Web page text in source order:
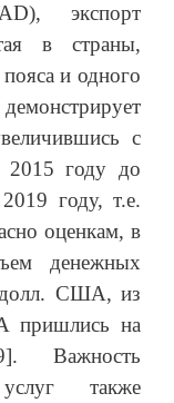
экспорт
в страны,
и одного
с
году до
году, т.е.
оценкам, в
денежных
долл. США, из
пришлись на
Важность
также